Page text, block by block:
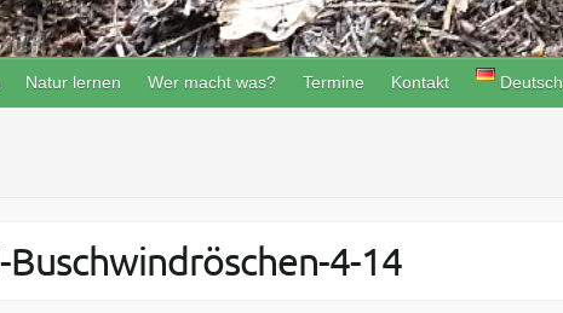
Natur lernen Wer macht was? Termine Kontakt Deutsch
4-14